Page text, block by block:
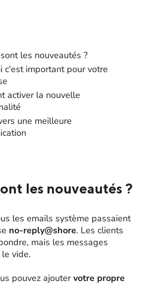
les nouveautés ?
c'est important pour votre
activer la nouvelle
une meilleure
les nouveautés ?
les emails système passaient
no-reply@shore. Les clients
mais les messages
vide.
pouvez ajoutervotre propre